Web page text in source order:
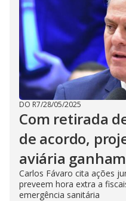
DO R7/28/05/2025
Com retirada
de acordo,
aviária
Carlos Fávaro cita ações
preveem hora extra a
emergência sanitária